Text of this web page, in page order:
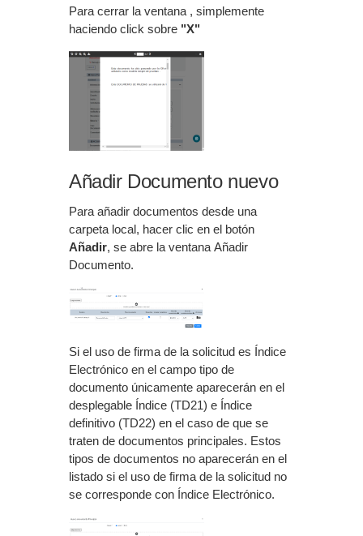
Para cerrar la ventana , simplemente
haciendo click sobre "X"
Añadir Documento nuevo
Para añadir documentos desde una
carpeta local, hacer clic en el botón
Añadir, se abre la ventana Añadir
Documento.
Si el uso de firma de la solicitud es Índice
Electrónico en el campo tipo de
documento únicamente aparecerán en el
desplegable Índice (TD21) e Índice
definitivo (TD22) en el caso de que se
traten de documentos principales. Estos
tipos de documentos no aparecerán en el
listado si el uso de firma de la solicitud no
se corresponde con Índice Electrónico.